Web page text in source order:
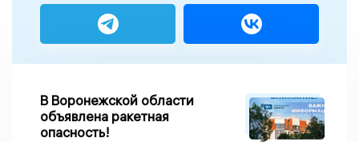
В Воронежской области
объявлена ракетная
опасность!